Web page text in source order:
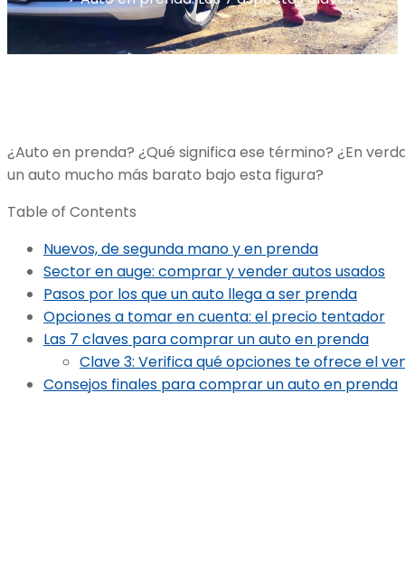
¿Auto en prenda? ¿Qué significa ese término? ¿En
un auto mucho más barato bajo esta figura?
Table of Contents
Nuevos, de segunda mano y en prenda
Sector en auge: comprar y vender autos usados
Pasos por los que un auto llega a ser prenda
Opciones a tomar en cuenta: el precio tentador
Las 7 claves para comprar un auto en prenda
Clave 3: Verifica qué opciones te ofrece el
Consejos finales para comprar un auto en prenda